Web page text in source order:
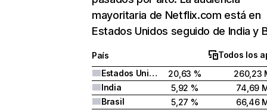
mayoritaria de Netflix.com está en
Estados Unidos seguido de India y
País
Todos los
Estados Unidos
20,63 %
260,23
India
5,92 %
74,69
Brasil
5,27 %
66,46